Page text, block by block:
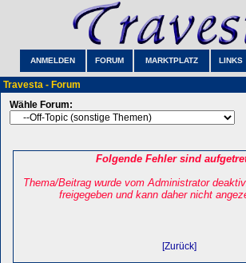
ANMELDEN FORUM MARKTPLATZ LINKS
Travesta - Forum
Wähle Forum:
Folgende Fehler sind
Thema/Beitrag wurde vom Administrator
freigegeben und kann daher nicht
[Zurück]